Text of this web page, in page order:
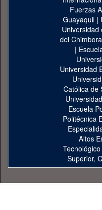
Fuerzas
Guayaquil|
Universidad
del
|
Universidad
Católica de
Escuela
Politécnica
Altos
Superior,